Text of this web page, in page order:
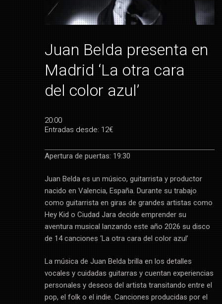
Juan Belda presenta en
Madrid ‘La otra cara
del color azul’
20:00
Entradas desde: 12€
Apertura de puertas: 19:30
Juan Belda es un músico, guitarrista y productor
nacido en Valencia, España. Durante su trabajo
como guitarrista en giras de grandes artistas como
Hey Kid o Ciudad Jara decide emprender su
aventura musical lanzando este año 2026 su disco
de 14 canciones ‘La otra cara del color azul’
La música de Juan Belda brilla en los detalles
vocales y cuidadas guitarras y cuentan experiencias
personales y deseos del artista transitando entre el
pop, el folk o el indie. Canciones producidas por el